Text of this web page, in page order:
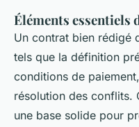
Éléments essentiels
Un contrat bien rédigé
tels que la définition
conditions de
résolution des conflits.
une base solide pour